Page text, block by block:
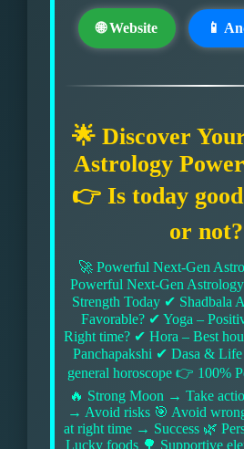
🌐 Website 📱
🌟 Discover
Astrology
👉 Is today
or not?
🚀 Powerful Next-Gen
Powerful Next-Gen
Strength Today ✔ Shadbala
Favorable? ✔ Yoga –
Right time? ✔ Hora – Best
Panchapakshi ✔ Dasa &
general horoscope 👉 100%
🔥 Strong Moon → Take
→ Avoid risks 🎯 Avoid
at right time → Success 🌿
Lucky foods 🌳 Supportive